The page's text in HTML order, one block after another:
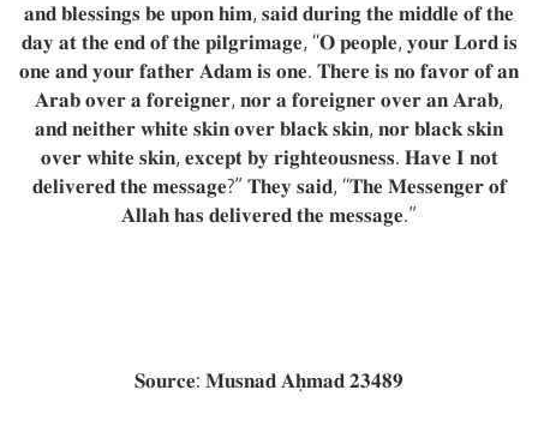
𝐚𝐧𝐝 𝐛𝐥𝐞𝐬𝐬𝐢𝐧𝐠𝐬 𝐛𝐞 𝐮𝐩𝐨𝐧 𝐡𝐢𝐦, 𝐬𝐚𝐢𝐝 𝐝𝐮𝐫𝐢𝐧𝐠 𝐭𝐡𝐞 𝐦𝐢𝐝𝐝𝐥𝐞 𝐨𝐟 𝐭𝐡𝐞
𝐝𝐚𝐲 𝐚𝐭 𝐭𝐡𝐞 𝐞𝐧𝐝 𝐨𝐟 𝐭𝐡𝐞 𝐩𝐢𝐥𝐠𝐫𝐢𝐦𝐚𝐠𝐞, “𝐎 𝐩𝐞𝐨𝐩𝐥𝐞, 𝐲𝐨𝐮𝐫 𝐋𝐨𝐫𝐝 𝐢𝐬
𝐨𝐧𝐞 𝐚𝐧𝐝 𝐲𝐨𝐮𝐫 𝐟𝐚𝐭𝐡𝐞𝐫 𝐀𝐝𝐚𝐦 𝐢𝐬 𝐨𝐧𝐞. 𝐓𝐡𝐞𝐫𝐞 𝐢𝐬 𝐧𝐨 𝐟𝐚𝐯𝐨𝐫 𝐨𝐟 𝐚𝐧
𝐀𝐫𝐚𝐛 𝐨𝐯𝐞𝐫 𝐚 𝐟𝐨𝐫𝐞𝐢𝐠𝐧𝐞𝐫, 𝐧𝐨𝐫 𝐚 𝐟𝐨𝐫𝐞𝐢𝐠𝐧𝐞𝐫 𝐨𝐯𝐞𝐫 𝐚𝐧 𝐀𝐫𝐚𝐛,
𝐚𝐧𝐝 𝐧𝐞𝐢𝐭𝐡𝐞𝐫 𝐰𝐡𝐢𝐭𝐞 𝐬𝐤𝐢𝐧 𝐨𝐯𝐞𝐫 𝐛𝐥𝐚𝐜𝐤 𝐬𝐤𝐢𝐧, 𝐧𝐨𝐫 𝐛𝐥𝐚𝐜𝐤 𝐬𝐤𝐢𝐧
𝐨𝐯𝐞𝐫 𝐰𝐡𝐢𝐭𝐞 𝐬𝐤𝐢𝐧, 𝐞𝐱𝐜𝐞𝐩𝐭 𝐛𝐲 𝐫𝐢𝐠𝐡𝐭𝐞𝐨𝐮𝐬𝐧𝐞𝐬𝐬. 𝐇𝐚𝐯𝐞 𝐈 𝐧𝐨𝐭
𝐝𝐞𝐥𝐢𝐯𝐞𝐫𝐞𝐝 𝐭𝐡𝐞 𝐦𝐞𝐬𝐬𝐚𝐠𝐞?” 𝐓𝐡𝐞𝐲 𝐬𝐚𝐢𝐝, “𝐓𝐡𝐞 𝐌𝐞𝐬𝐬𝐞𝐧𝐠𝐞𝐫 𝐨𝐟
𝐀𝐥𝐥𝐚𝐡 𝐡𝐚𝐬 𝐝𝐞𝐥𝐢𝐯𝐞𝐫𝐞𝐝 𝐭𝐡𝐞 𝐦𝐞𝐬𝐬𝐚𝐠𝐞.”
𝐒𝐨𝐮𝐫𝐜𝐞: 𝐌𝐮𝐬𝐧𝐚𝐝 𝐀𝐡̣𝐦𝐚𝐝 𝟐𝟑𝟒𝟖𝟗